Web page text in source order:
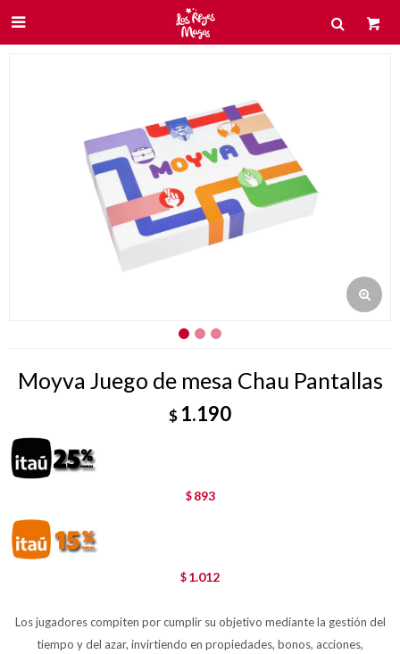

Moyva Juego de mesa Chau Pantallas
$ 1.190
$ 893
$ 1.012
Los jugadores compiten por cumplir su objetivo mediante la gestión del
tiempo y del azar, invirtiendo en propiedades, bonos, acciones,